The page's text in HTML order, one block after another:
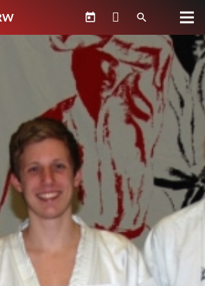
today search